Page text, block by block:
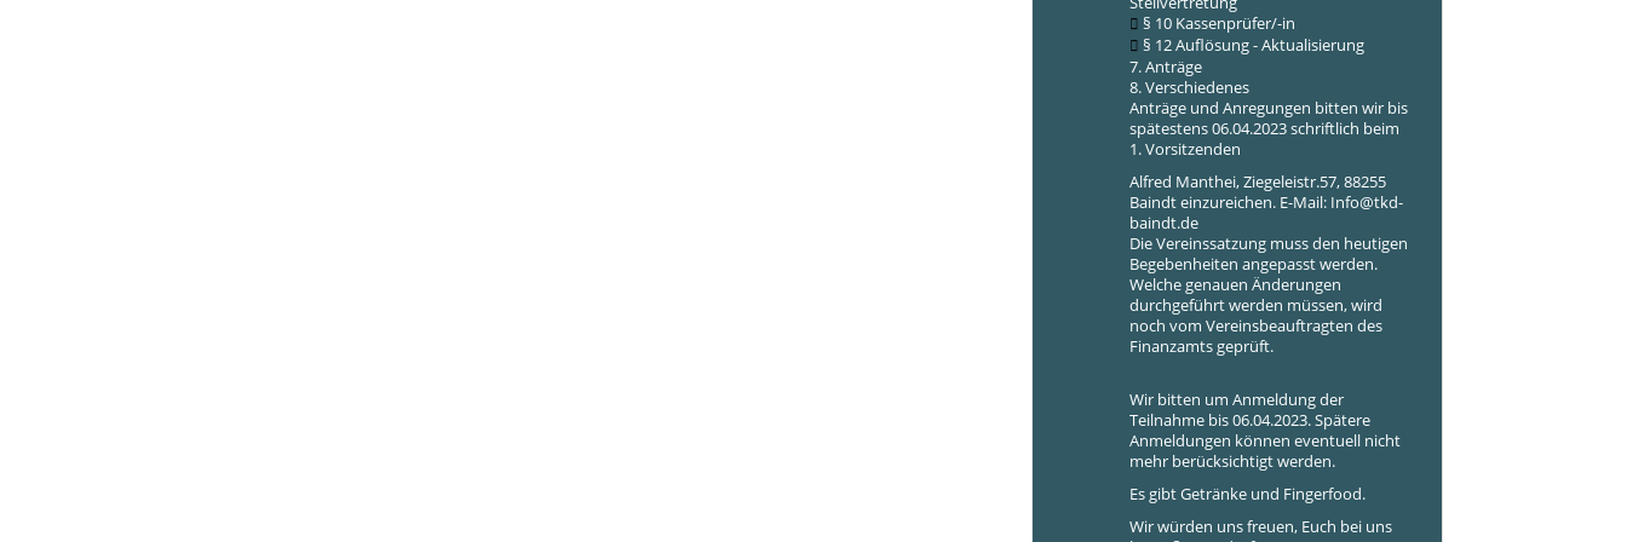
§ 10 Kassenprüfer/-in
§ 12 Auflösung - Aktualisierung
7. Anträge
8. Verschiedenes
Anträge und Anregungen bitten wir bis
spätestens 06.04.2023 schriftlich beim
1. Vorsitzenden
Alfred Manthei, Ziegeleistr.57, 88255
Baindt einzureichen. E-Mail: Info@tkd-
baindt.de
Die Vereinssatzung muss den heutigen
Begebenheiten angepasst werden.
Welche genauen Änderungen
durchgeführt werden müssen, wird
noch vom Vereinsbeauftragten des
Finanzamts geprüft.
Wir bitten um Anmeldung der
Teilnahme bis 06.04.2023. Spätere
Anmeldungen können eventuell nicht
mehr berücksichtigt werden.
Es gibt Getränke und Fingerfood.
Wir würden uns freuen, Euch bei uns